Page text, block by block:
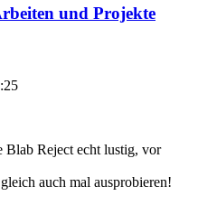
und Projekte
Blab Reject echt lustig, vor
auch mal ausprobieren!